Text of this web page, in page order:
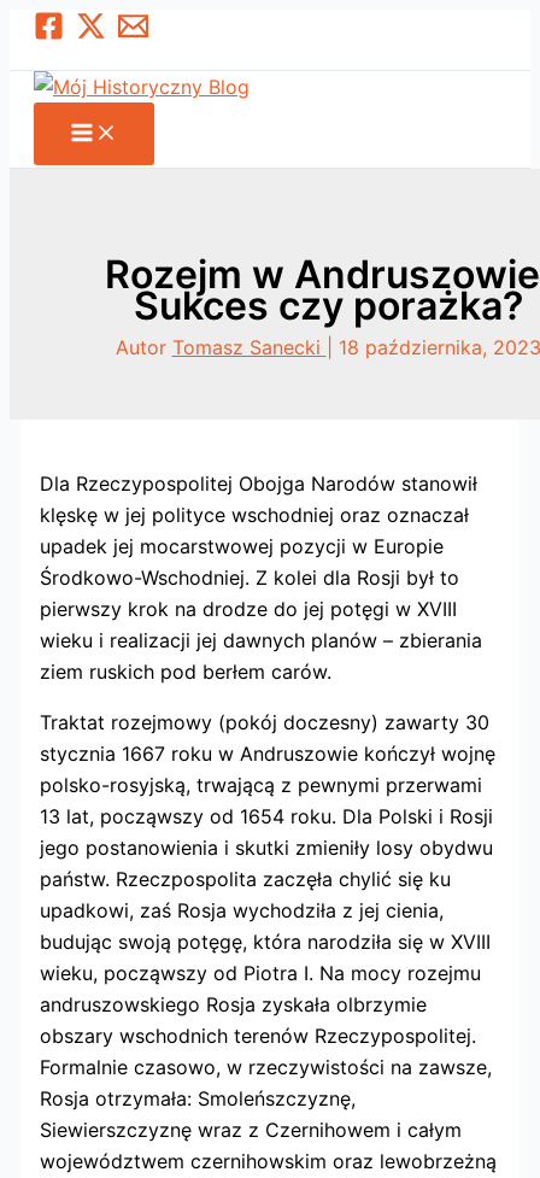
Przejdź
treści
Rozejm w
Sukces czy porażka?
Autor Tomasz Sanecki 18 października, 2023
Dla Rzeczypospolitej Obojga Narodów stanowił
klęskę w jej polityce wschodniej oraz oznaczał
upadek jej mocarstwowej pozycji w Europie
Środkowo-Wschodniej. Z kolei dla Rosji był to
pierwszy krok na drodze do jej potęgi w XVIII
wieku i realizacji jej dawnych planów – zbierania
ziem ruskich pod berłem carów.
Traktat rozejmowy (pokój doczesny) zawarty 30
stycznia 1667 roku w Andruszowie kończył wojnę
polsko-rosyjską, trwającą z pewnymi przerwami
13 lat, począwszy od 1654 roku. Dla Polski i Rosji
jego postanowienia i skutki zmieniły losy obydwu
państw. Rzeczpospolita zaczęła chylić się ku
upadkowi, zaś Rosja wychodziła z jej cienia,
budując swoją potęgę, która narodziła się w XVIII
wieku, począwszy od Piotra I. Na mocy rozejmu
andruszowskiego Rosja zyskała olbrzymie
obszary wschodnich terenów Rzeczypospolitej.
Formalnie czasowo, w rzeczywistości na zawsze,
Rosja otrzymała: Smoleńszczyznę,
Siewierszczyznę wraz z Czernihowem i całym
województwem czernihowskim oraz lewobrzeżną